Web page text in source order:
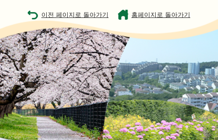
이전 페이지로 돌아가기 홈페이지로 돌아가기